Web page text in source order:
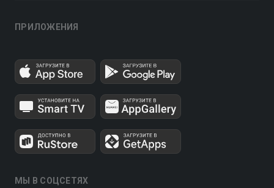
ПРИЛОЖЕНИЯ
МЫ В СОЦСЕТЯХ